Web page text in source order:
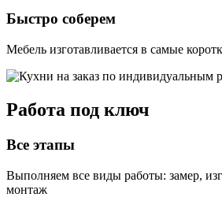
Быстро соберем
Мебель изготавливается в самые
Работа под ключ
Все этапы
Выполняем все виды работы: замер,
монтаж